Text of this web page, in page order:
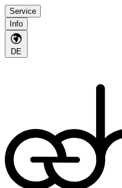
Service
Info
DE